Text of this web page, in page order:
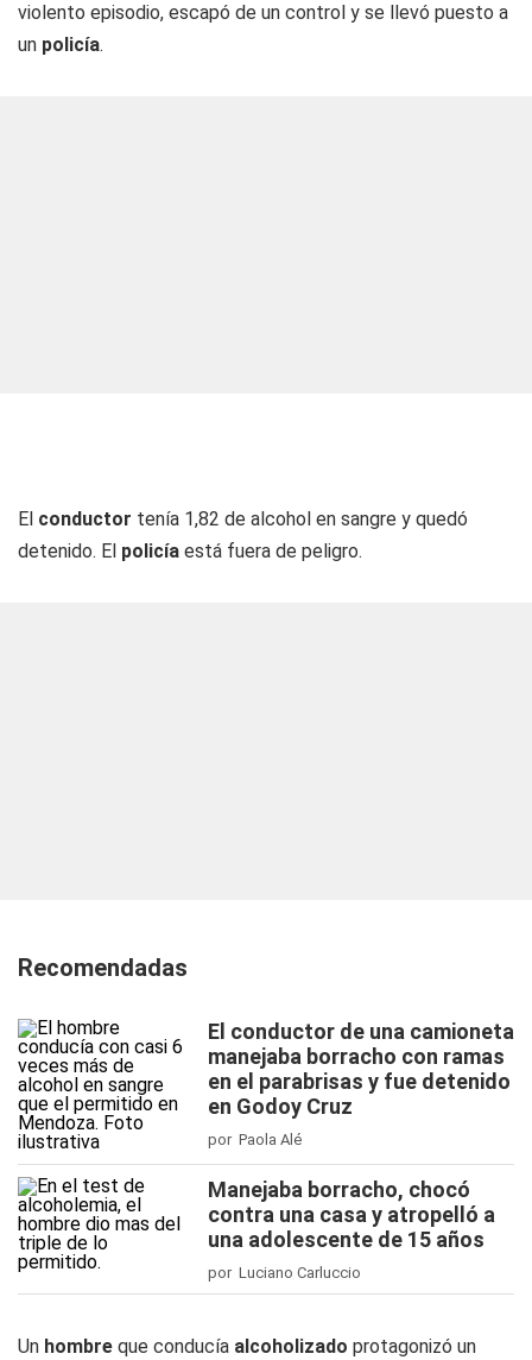
violento episodio, escapó de un control y se llevó puesto a
un policía.
El conductor tenía 1,82 de alcohol en sangre y quedó
detenido. El policía está fuera de peligro.
Recomendadas
El conductor de una camioneta
manejaba borracho con ramas
en el parabrisas y fue detenido
en Godoy Cruz
por Paola Alé
Manejaba borracho, chocó
contra una casa y atropelló a
una adolescente de 15 años
por Luciano Carluccio
Un hombre que conducía alcoholizado protagonizó un